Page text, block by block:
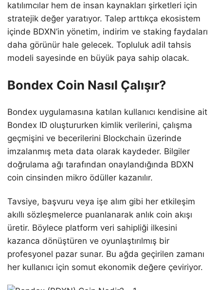
katılımcılar hem de insan kaynakları şirketleri için
stratejik değer yaratıyor. Talep arttıkça ekosistem
içinde BDXN’in yönetim, indirim ve staking faydaları
daha görünür hale gelecek. Topluluk adil tahsis
modeli sayesinde en büyük paya sahip olacak.
Bondex Coin Nasıl Çalışır?
Bondex uygulamasına katılan kullanıcı kendisine ait
Bondex ID oluştururken kimlik verilerini, çalışma
geçmişini ve becerilerini Blockchain üzerinde
imzalanmış meta data olarak kaydeder. Bilgiler
doğrulama ağı tarafından onaylandığında BDXN
coin cinsinden mikro ödüller kazanılır.
Tavsiye, başvuru veya işe alım gibi her etkileşim
akıllı sözleşmelerce puanlanarak anlık coin akışı
üretir. Böylece platform veri sahipliği ilkesini
kazanca dönüştüren ve oyunlaştırılmış bir
profesyonel pazar sunar. Bu ağda geçirilen zamanı
her kullanıcı için somut ekonomik değere çeviriyor.